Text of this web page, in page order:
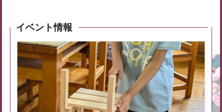
イベント情報